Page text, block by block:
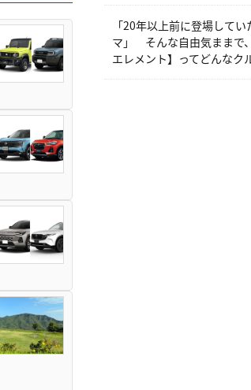
「20年以上前に登場して
マ」 そんな自由気ままで
エレメント】ってどんなク